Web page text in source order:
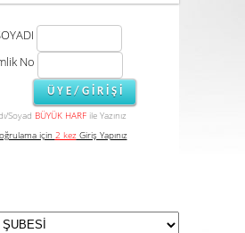
No
Soyad BÜYÜK HARF ile Yazınız
için 2 kez Giriş Yapınız